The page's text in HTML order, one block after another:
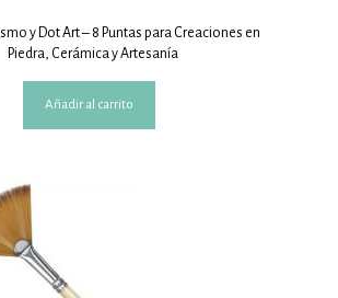
y Dot Art – 8 Puntas para Creaciones en
Piedra, Cerámica y Artesanía
Añadir al carrito